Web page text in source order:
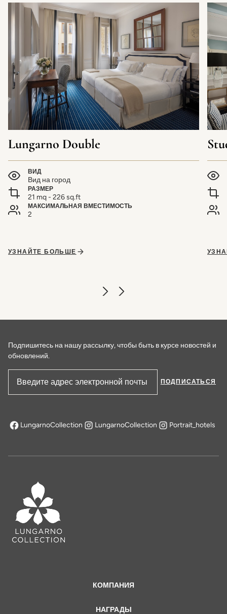
Lungarno Double
ВИД
Вид на город
РАЗМЕР
21 mq - 226 sq.ft
МАКСИМАЛЬНАЯ ВМЕСТИМОСТЬ
2
УЗНАЙТЕ БОЛЬШЕ
КОМПАНИЯ
НАГРАДЫ
Подпишитесь на нашу рассылку, чтобы быть в курсе новостей и
обновлений.
Адрес электронной почты
ПОДПИСАТЬСЯ
LungarnoCollection
открывается в новой вкладке
LungarnoCollection Portrait_hotels